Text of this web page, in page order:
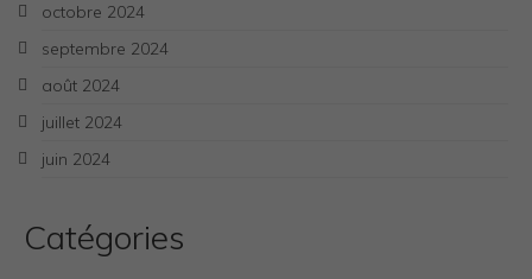
octobre 2024
septembre 2024
août 2024
juillet 2024
juin 2024
Catégories